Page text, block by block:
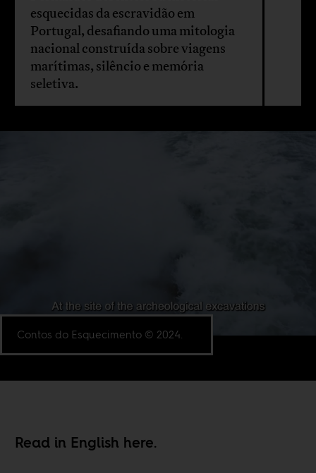
esquecidas da escravidão em
Portugal, desafiando uma mitologia
nacional construída sobre viagens
marítimas, silêncio e memória
seletiva.
Contos do Esquecimento © 2024.
Read in English here.